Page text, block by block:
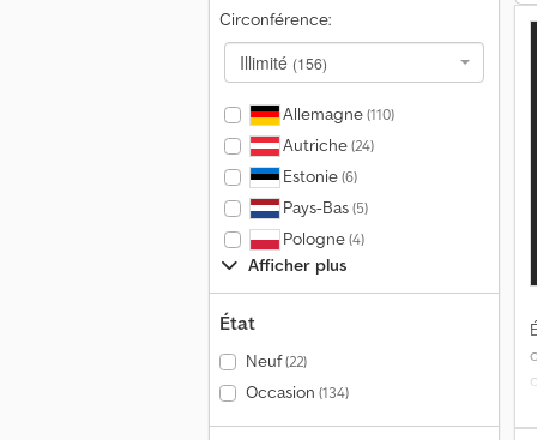
Circonférence:
Illimité (156)
Allemagne(110)
Autriche(24)
Estonie(6)
Pays-Bas(5)
Pologne(4)
Afficher plus
État
Neuf(22)
Occasion (134)